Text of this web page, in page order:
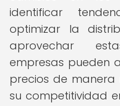
identificar
optimizar la
aprovechar
empresas pueden
precios de
su competitividad